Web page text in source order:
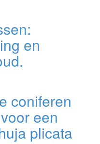
en
coniferen
een
plicata